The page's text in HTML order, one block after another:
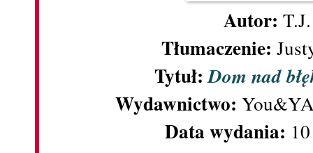
Autor:
Tłumaczenie:
Tytuł:Dom nad
Wydawnictwo:
Data wydania: